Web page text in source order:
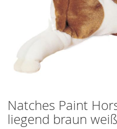
Zum
Anfang
der
Natches Paint
liegend braun weiß